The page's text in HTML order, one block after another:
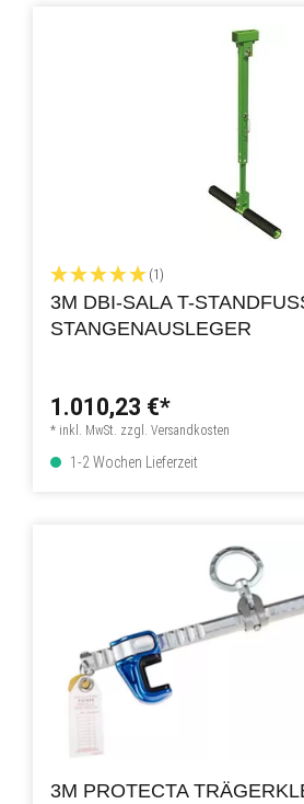
(1)
3M DBI-SALA T-STANDFUSS
TANGENAUSLEGER
1.010,23 €*
* inkl. MwSt. zzgl. Versandkosten
1-2 Wochen Lieferzeit
3M PROTECTA